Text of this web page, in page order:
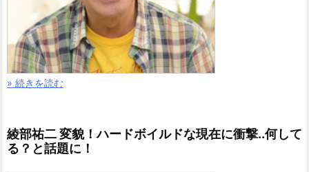
» 続きを読む
綾部祐二 変貌！ハードボイルドな現在に衝撃..何して
る？と話題に！